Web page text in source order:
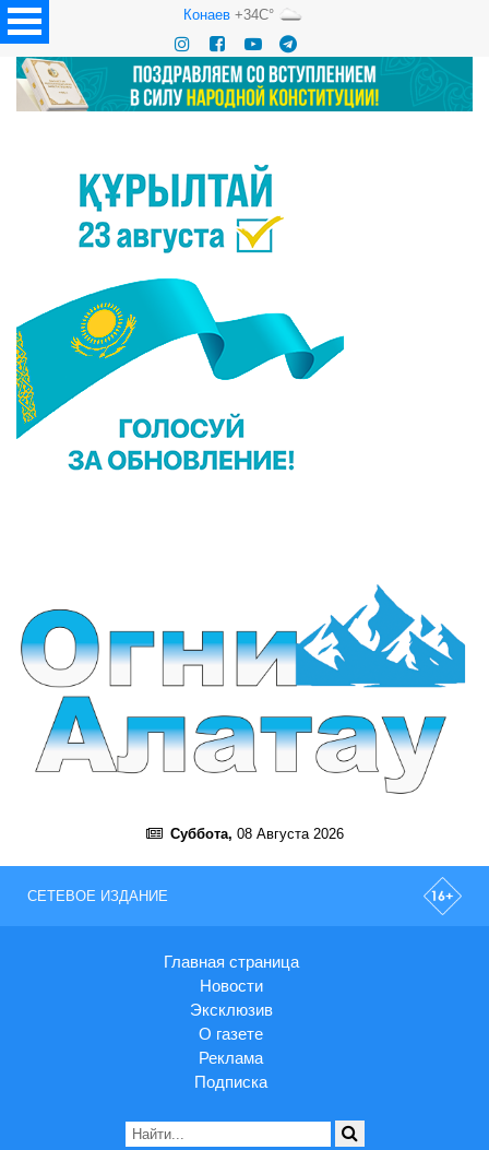
Конаев+34C°
Суббота, 08 Августа 2026
СЕТЕВОЕ ИЗДАНИЕ
Главная страница
Новости
Эксклюзив
О газете
Реклама
Подписка